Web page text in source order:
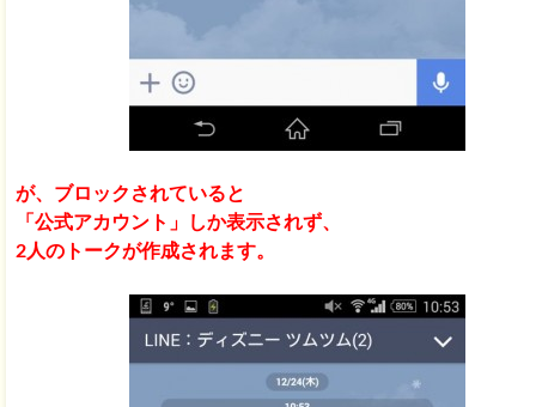
が、ブロックされていると
「公式アカウント」しか表示されず、
2人のトークが作成されます。